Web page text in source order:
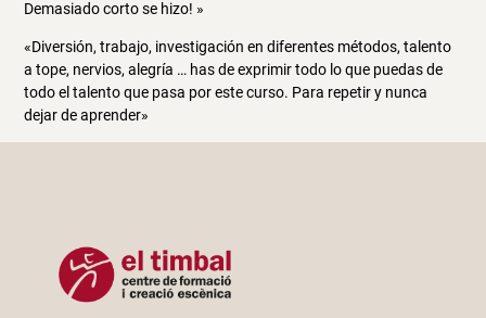
Demasiado corto se hizo! »
«Diversión, trabajo, investigación en diferentes métodos, talento
a tope, nervios, alegría … has de exprimir todo lo que puedas de
todo el talento que pasa por este curso. Para repetir y nunca
dejar de aprender»